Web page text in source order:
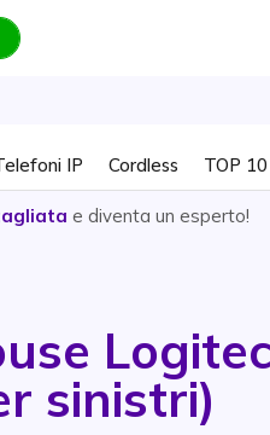
IP Cordless TOP 10
e diventa un esperto!
sinistri)